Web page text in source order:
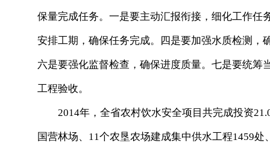
保量完成任务。一是要主动汇报衔接，细化工作
安排工期，确保任务完成。四是要加强水质检测
六是要强化监督检查，确保进度质量。七是要统
工程验收。
2014年，全省农村饮水安全项目共完成投资
国营林场、11个农垦农场建成集中供水工程1459